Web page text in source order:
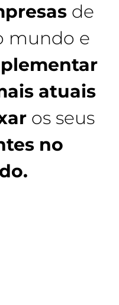
de
mundo e
atuais
os seus
no